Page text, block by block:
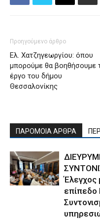
Προηγούμενο άρθρο
Ελ. Χατζηγεωργίου: όπου
μπορούμε θα βοηθήσουμε
έργο του δήμου
Θεσσαλονίκης
ΠΑΡΟΜΟΙΑ ΑΡΘΡΑ
Έλεγχος
επίπεδο